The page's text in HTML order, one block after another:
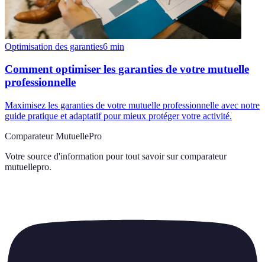
Optimisation des garanties6 min
Comment optimiser les garanties de votre mutuelle
professionnelle
Maximisez les garanties de votre mutuelle professionnelle avec notre
guide pratique et adaptatif pour mieux protéger votre activité.
Comparateur MutuellePro
Votre source d'information pour tout savoir sur comparateur
mutuellepro.